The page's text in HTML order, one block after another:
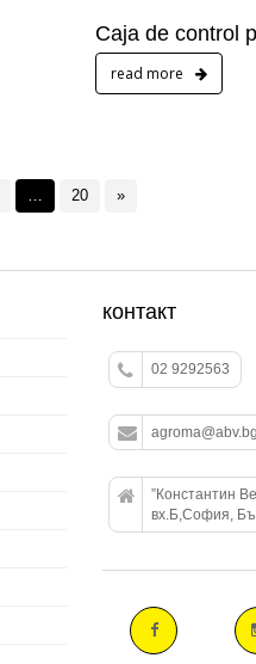
Caja de control
read more
20 »
контакт
02 9292563
agroma@abv.bg
”Константин
вх.Б,София,